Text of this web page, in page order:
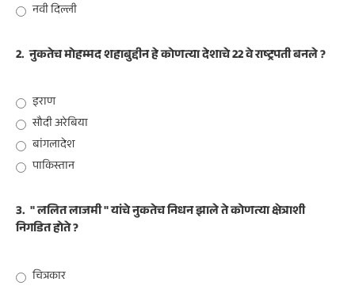
नवी दिल्ली
2. नुकतेच मोहम्मद शहाबुद्दीन हे कोणत्या देशाचे 22 वे राष्ट्रपती बनले ?
इराण
सौदी अरेबिया
बांगलादेश
पाकिस्तान
3. " ललित लाजमी " यांचे नुकतेच निधन झाले ते कोणत्या क्षेत्राशी
निगडित होते ?
चित्रकार